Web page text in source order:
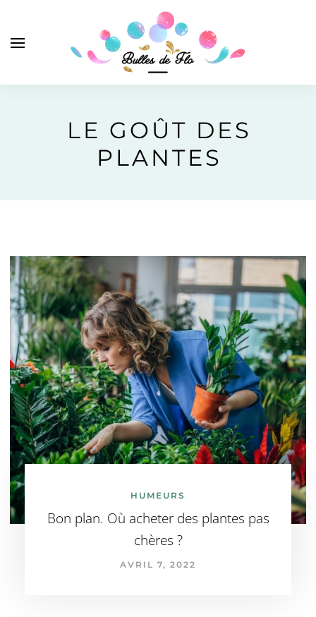
LE GOÛT DES
PLANTES
HUMEURS
Bon plan. Où acheter des plantes pas
chères ?
AVRIL 7, 2022